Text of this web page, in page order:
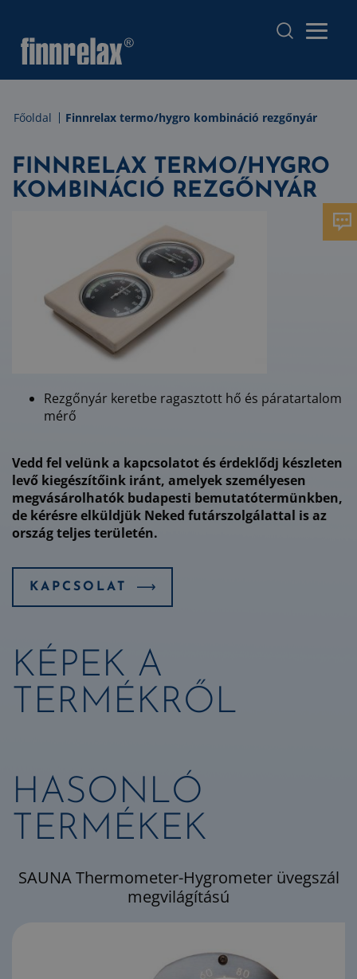
Főoldal Finnrelax termo/hygro kombináció rezgőnyár
FINNRELAX TERMO/HYGRO
KOMBINÁCIÓ REZGŐNYÁR
Rezgőnyár keretbe ragasztott hő és páratartalom
mérő
Vedd fel velünk a kapcsolatot és érdeklődj készleten
levő kiegészítőink iránt, amelyek személyesen
megvásárolhatók budapesti bemutatótermünkben,
de kérésre elküldjük Neked futárszolgálattal is az
ország teljes területén.
KAPCSOLAT
KÉPEK A
TERMÉKRŐL
HASONLÓ
TERMÉKEK
SAUNA Thermometer-Hygrometer üvegszál
megvilágítású